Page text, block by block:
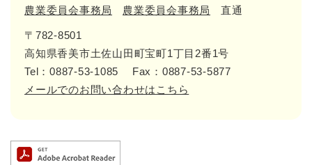
農業委員会事務局 農業委員会事務局 直通
〒782-8501
高知県香美市土佐山田町宝町1丁目2番1号
Tel：0887-53-1085
Fax：0887-53-5877
メールでのお問い合わせはこちら